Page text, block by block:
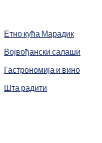
Етно кућа Марадик
Војвођански салаши
Гастрономија и вино
Шта радити